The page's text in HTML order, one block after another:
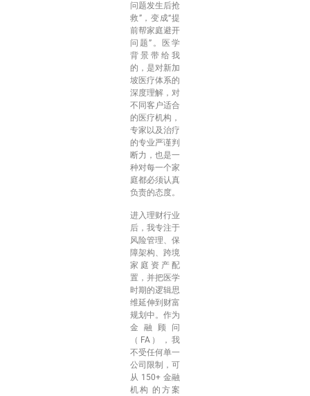
问题发生后抢
救”，变成“提
前帮家庭避开
问题”。医学
背景带给我
的，是对新加
坡医疗体系的
深度理解，对
不同客户适合
的医疗机构，
专家以及治疗
的专业严谨判
断力，也是一
种对每一个家
庭都必须认真
负责的态度。
进入理财行业
后，我专注于
风险管理、保
障架构、跨境
家庭资产配
置，并把医学
时期的逻辑思
维延伸到财富
规划中。作为
金融顾问
（FA），我
不受任何单一
公司限制，可
从 150+ 金融
机构 的方案